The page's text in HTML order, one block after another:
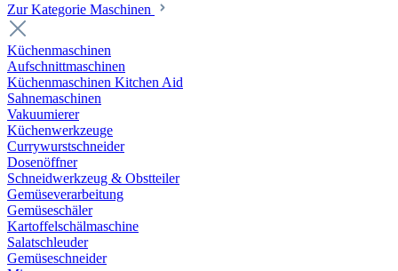
Zur Kategorie Maschinen
Küchenmaschinen
Aufschnittmaschinen
Küchenmaschinen Kitchen Aid
Sahnemaschinen
Vakuumierer
Küchenwerkzeuge
Currywurstschneider
Dosenöffner
Schneidwerkzeug & Obstteiler
Gemüseverarbeitung
Gemüseschäler
Kartoffelschälmaschine
Salatschleuder
Gemüseschneider